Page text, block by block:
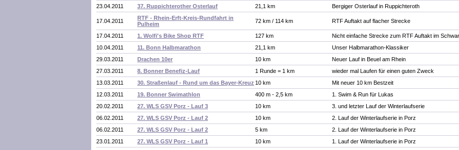
23.04.2011
37. Ruppichterother Osterlauf 21,1 km Bergiger Osterlauf in Ruppichteroth
17.04.2011
RTF - Rhein-Erft-Kreis-Rundfahrt in
Pulheim
72 km / 114 km RTF Auftakt auf flacher Strecke
17.04.2011 1. Wolfi's Bike Shop RTF 127 km
Nicht einfache Strecke zum RTF Auftakt im
10.04.2011
11. Bonn Halbmarathon 21,1 km
Unser Halbmarathon-Klassiker
29.03.2011
Drachen 10er 10 km
Neuer Lauf in Beuel am Rhein
27.03.2011
8. Bonner Benefiz-Lauf 1 Runde = 1 km
wieder mal Laufen für einen guten Zweck
13.03.2011
30. Straßenlauf - Rund um das Bayer-Kreuz 10 km
Mit neuer 10 km Bestzeit
12.03.2011
19. Bonner Swimathlon 400 m - 2,5 km
1. Swim & Run für Lukas
20.02.2011
27. WLS GSV Porz - Lauf 3 10 km
3. und letzter Lauf der Winterlaufserie
06.02.2011
27. WLS GSV Porz - Lauf 2 10 km
2. Lauf der Winterlaufserie in Porz
06.02.2011
27. WLS GSV Porz - Lauf 2 5 km
2. Lauf der Winterlaufserie in Porz
23.01.2011
27. WLS GSV Porz - Lauf 1 10 km 1. Lauf der Winterlaufserie in Porz